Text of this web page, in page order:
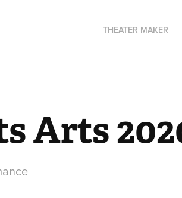
THEATER MAKER
Arts